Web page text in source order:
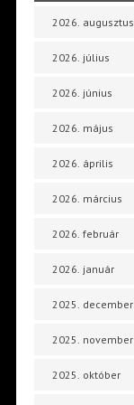
2026. augusztus
2026. július
2026. június
2026. május
2026. április
2026. március
2026. február
2026. január
2025. december
2025. november
2025. október